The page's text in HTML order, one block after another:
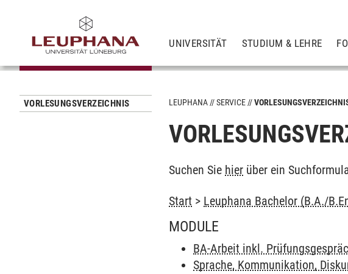
UNIVERSITÄT STUDIUM & LEHRE
VORLESUNGSVERZEICHNIS LEUPHANA SERVICE
Suchen Sie hier über ein
Start > Leuphana Bachelor (B.A./
MODULE
BA-Arbeit inkl.
Sprache, Kommunikation,